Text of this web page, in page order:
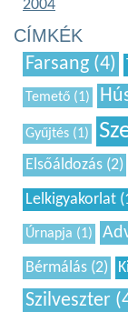
2004
CÍMKÉK
Farsang (4)
Temető (1)
Gyűjtés (1)
Elsőáldozás (2)
Lelkigyakorlat
Úrnapja (1)
Bérmálás (2)
Szilveszter